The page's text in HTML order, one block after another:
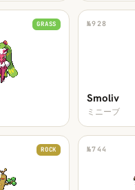
GRASS №928
Smoliv
ミニーブ
ROCK №744